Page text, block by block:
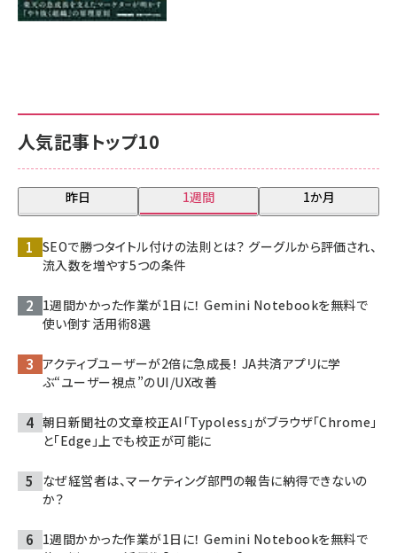
人気記事トップ10
昨日 1週間 1か月
SEOで勝つタイトル付けの法則とは？ グーグルから評価され、
流入数を増やす5つの条件
1週間かかった作業が1日に！ Gemini Notebookを無料で
使い倒す活用術8選
アクティブユーザーが2倍に急成長！ JA共済アプリに学
ぶ“ユーザー視点”のUI/UX改善
朝日新聞社の文章校正AI「Typoless」がブラウザ「Chrome」
と「Edge」上でも校正が可能に
なぜ経営者は、マーケティング部門の報告に納得できないの
か？
1週間かかった作業が1日に！ Gemini Notebookを無料で